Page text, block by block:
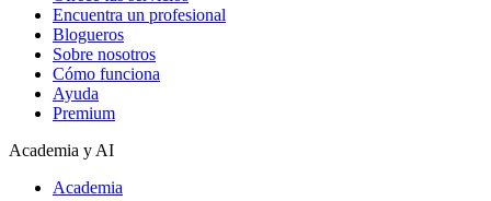
Encuentra un profesional
Blogueros
Sobre nosotros
Cómo funciona
Ayuda
Premium
Academia y AI
Academia